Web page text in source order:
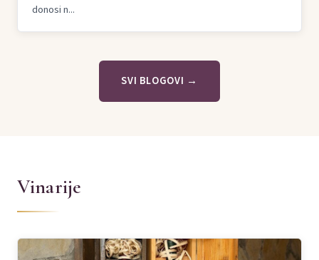
donosi n...
SVI BLOGOVI →
Vinarije